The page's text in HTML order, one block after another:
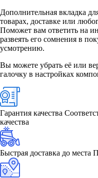
Дополнительная вкладка
товарах, доставке или
Поможет вам ответить на
развеять его сомнения в
усмотрению.
Вы можете убрать её или
галочку в настройках
Гарантия качества
качества
Быстрая доставка до места